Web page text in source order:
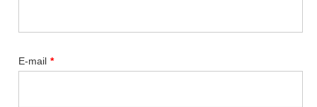
E-mail *